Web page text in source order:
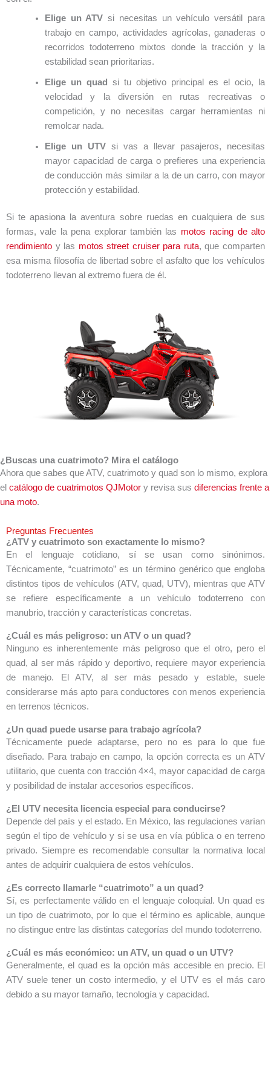
Elige un ATV si necesitas un vehículo versátil para
trabajo en campo, actividades agrícolas, ganaderas o
recorridos todoterreno mixtos donde la tracción y la
estabilidad sean prioritarias.
Elige un quad
si tu objetivo principal es el ocio, la
velocidad y la diversión en rutas recreativas o
competición, y no necesitas cargar herramientas ni
remolcar nada.
Elige un UTVsi vas a llevar pasajeros, necesitas
mayor capacidad de carga o prefieres una experiencia
de conducción más similar a la de un carro, con mayor
protección y estabilidad.
Si te apasiona la aventura sobre ruedas en cualquiera de sus
formas, vale la pena explorar también las motos racing de alto
rendimiento y las motos street cruiser para ruta, que comparten
esa misma filosofía de libertad sobre el asfalto que los vehículos
todoterreno llevan al extremo fuera de él.
¿Buscas una cuatrimoto? Mira el catálogo
Ahora que sabes que ATV, cuatrimoto y quad son lo mismo, explora
el catálogo de cuatrimotos QJMotor y revisa sus diferencias frente a
una moto.
Preguntas Frecuentes
¿ATV y cuatrimoto son exactamente lo mismo?
En el lenguaje cotidiano, sí se usan como sinónimos.
Técnicamente, “cuatrimoto” es un término genérico que engloba
distintos tipos de vehículos (ATV, quad, UTV), mientras que ATV
se refiere específicamente a un vehículo todoterreno con
manubrio, tracción y características concretas.
¿Cuál es más peligroso: un ATV o un quad?
Ninguno es inherentemente más peligroso que el otro, pero el
quad, al ser más rápido y deportivo, requiere mayor experiencia
de manejo. El ATV, al ser más pesado y estable, suele
considerarse más apto para conductores con menos experiencia
en terrenos técnicos.
¿Un quad puede usarse para trabajo agrícola?
Técnicamente puede adaptarse, pero no es para lo que fue
diseñado. Para trabajo en campo, la opción correcta es un ATV
utilitario, que cuenta con tracción 4×4, mayor capacidad de carga
y posibilidad de instalar accesorios específicos.
¿El UTV necesita licencia especial para conducirse?
Depende del país y el estado. En México, las regulaciones varían
según el tipo de vehículo y si se usa en vía pública o en terreno
privado. Siempre es recomendable consultar la normativa local
antes de adquirir cualquiera de estos vehículos.
¿Es correcto llamarle “cuatrimoto” a un quad?
Sí, es perfectamente válido en el lenguaje coloquial. Un quad es
un tipo de cuatrimoto, por lo que el término es aplicable, aunque
no distingue entre las distintas categorías del mundo todoterreno.
¿Cuál es más económico: un ATV, un quad o un UTV?
Generalmente, el quad es la opción más accesible en precio. El
ATV suele tener un costo intermedio, y el UTV es el más caro
debido a su mayor tamaño, tecnología y capacidad.